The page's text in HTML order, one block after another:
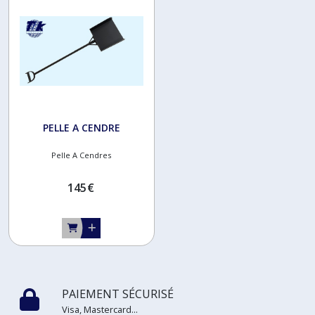
PELLE A CENDRE
Pelle A Cendres
145€
PAIEMENT SÉCURISÉ
Visa, Mastercard...
MANCHE
PELLE
(5)
DE
BROSSES
CENDRES